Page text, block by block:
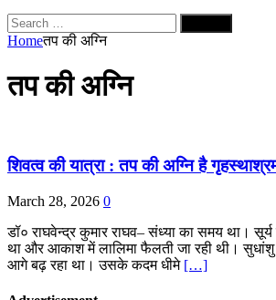
Search
for:
Homeतप की अग्नि
तप की अग्नि
शिवत्व की यात्रा : तप की अग्नि है
March 28, 2026 0
डॉ० राघवेन्द्र कुमार राघव– संध्या का समय था। सूर्य
था और आकाश में लालिमा फैलती जा रही थी।
आगे बढ़ रहा था। उसके कदम धीमे […]